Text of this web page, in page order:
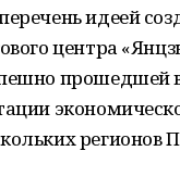
идеей
центра
прошедшей
регионов